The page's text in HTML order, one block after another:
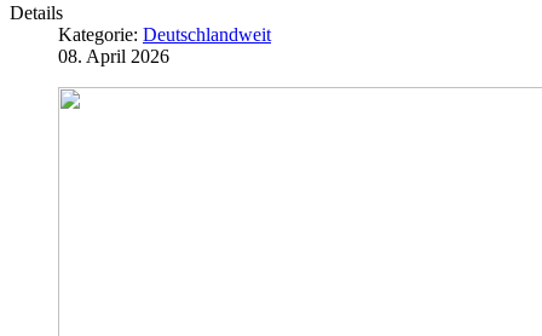
Details
Kategorie: Deutschlandweit
08. April 2026